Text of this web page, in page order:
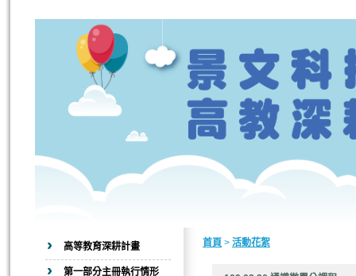
高等教育深耕計畫
第一部分主冊執行情形
首頁 > 活動花絮